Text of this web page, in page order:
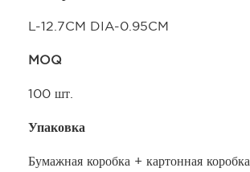
L-12.7CM DIA-0.95CM
MOQ
100 шт.
Упаковка
Бумажная коробка + картонная коробка